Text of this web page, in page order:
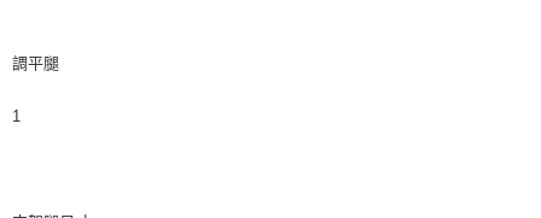
調平腿
1